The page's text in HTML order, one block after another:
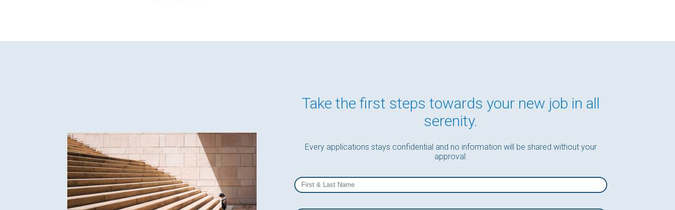
Take the first steps towards your new job in all
serenity.
Every applications stays confidential and no information will be shared without your
approval.